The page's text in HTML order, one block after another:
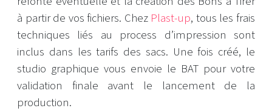
à partir de vos fichiers. Chez Plast-up, tous les frais
techniques liés au process d’impression sont
inclus dans les tarifs des sacs. Une fois créé, le
studio graphique vous envoie le BAT pour votre
validation finale avant le lancement de la
production.